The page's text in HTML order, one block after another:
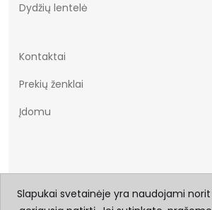
Dydžių lentelė
Kontaktai
Prekių ženklai
Įdomu
Slapukai svetainėje yra naudojami